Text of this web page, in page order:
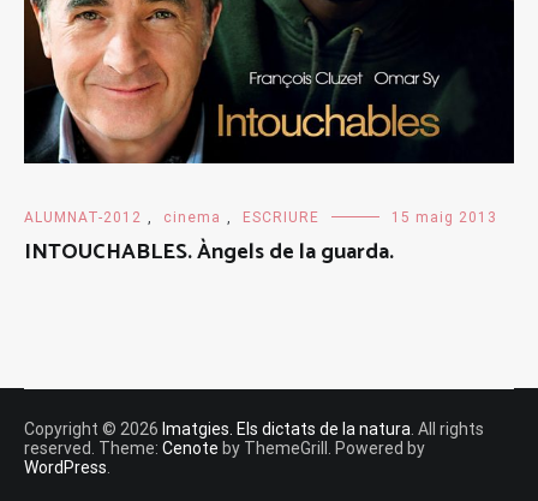
ALUMNAT-2012 , cinema , ESCRIURE 15 maig 2013
INTOUCHABLES. Àngels de la guarda.
Copyright © 2026 Imatgies. Els dictats de la natura . All rights
reserved. Theme: Cenote by ThemeGrill. Powered by
WordPress